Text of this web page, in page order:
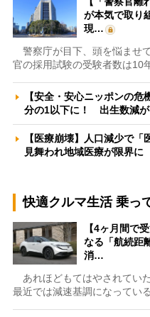
が本気で取り
現…
警察庁が目下、頭を悩ませ
官の採用試験の受験者数は10
【安全・安心ニッポンの
分の1以下に！ 出生数減
【医療崩壊】人口減少で
見舞われ地域医療が限界
快適クルマ生活 乗っ
【4ヶ月間で
なる「航続距
消…
あれほどもてはやされてい
最近では減速基調になってい